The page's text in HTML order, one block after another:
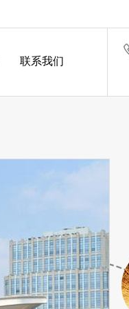
联系我们